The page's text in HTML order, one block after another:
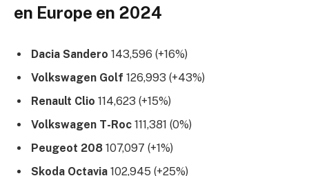
en Europe en 2024
Dacia Sandero 143,596 (+16%)
Volkswagen Golf 126,993 (+43%)
Renault Clio 114,623 (+15%)
Volkswagen T-Roc 111,381 (0%)
Peugeot 208 107,097 (+1%)
Skoda Octavia 102,945 (+25%)